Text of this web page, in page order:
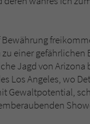
Bewährung
einer gefährlichen
Jagd von Arizona
Los Angeles, wo
Gewaltpotential,
der Webseite
Es wird benötigt um
des